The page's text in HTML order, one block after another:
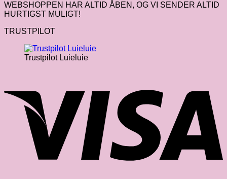
WEBSHOPPEN HAR ALTID ÅBEN, OG VI SENDER ALTID
HURTIGST MULIGT!
TRUSTPILOT
Trustpilot Luieluie